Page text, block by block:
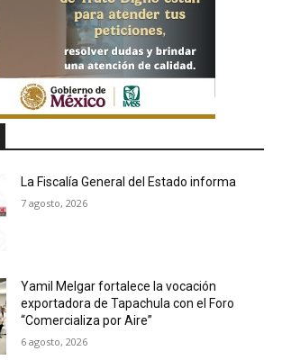
La Fiscalía General del Estado informa
7 agosto, 2026
Yamil Melgar fortalece la vocación
exportadora de Tapachula con el Foro
“Comercializa por Aire”
6 agosto, 2026